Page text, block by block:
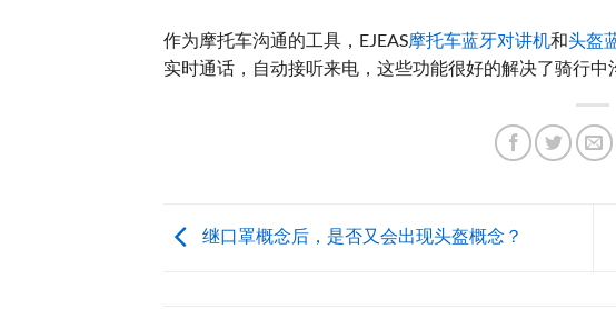
作为摩托车沟通的工具，EJEAS摩托车蓝牙对讲机和头盔
实时通话，自动接听来电，这些功能很好的解决了骑行中
继口罩概念后，是否又会出现头盔概念？